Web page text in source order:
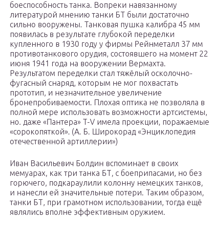
боеспособность танка. Вопреки навязанному
литературой мнению танки БТ были достаточно
сильно вооружены. Танковая пушка калибра 45 мм
появилась в результате глубокой переделки
купленного в 1930 году у фирмы Рейнметалл 37 мм
противотанкового орудия, состоявшего на момент 22
июня 1941 года на вооружении Вермахта.
Результатом переделки стал тяжёлый осколочно-
фугасный снаряд, которым не мог похвастать
прототип, и незначительное увеличение
бронепробиваемости. Плохая оптика не позволяла в
полной мере использовать возможности артсистемы,
но. даже «Пантера» T-V имела проекции, поражаемые
«сорокопяткой». (А. Б. Широкорад «Энциклопедия
отечественной артиллерии»)
Иван Васильевич Болдин вспоминает в своих
мемуарах, как три танка БТ, с боеприпасами, но без
горючего, подкараулили колонну немецких танков,
и нанесли ей значительные потери. Таким образом,
танки БТ, при грамотном использовании, тогда ещё
являлись вполне эффективным оружием.